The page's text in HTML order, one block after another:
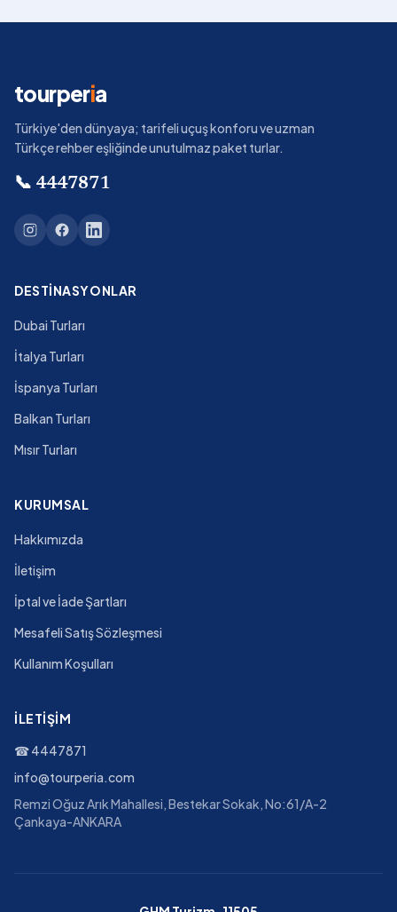
tourperia
Türkiye'den dünyaya; tarifeli uçuş konforu ve uzman
Türkçe rehber eşliğinde unutulmaz paket turlar.
📞 4447871
DESTINASYONLAR
Dubai Turları
İtalya Turları
İspanya Turları
Balkan Turları
Mısır Turları
KURUMSAL
Hakkımızda
İletişim
İptal ve İade Şartları
Mesafeli Satış Sözleşmesi
Kullanım Koşulları
İLETIŞIM
☎4447871
info@tourperia.com
Remzi Oğuz Arık Mahallesi, Bestekar Sokak, No:61/A-2
Çankaya-ANKARA